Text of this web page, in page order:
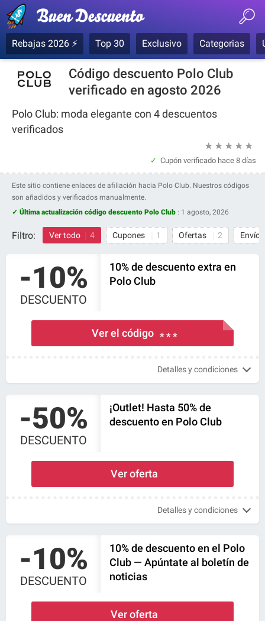
Rebajas 2026 ⚡ Top 30 Exclusivo Categorias
Código descuento Polo Club
verificado en agosto 2026
Polo Club: moda elegante con 4 descuentos
verificados
★
★
★
★
★
Cupón verificado hace 8 días
Este sitio contiene enlaces de afiliación hacia Polo Club. Nuestros códigos
son añadidos y verificados manualmente.
✓ Última actualización código descuento Polo Club : 1 agosto, 2026
Filtro: Ver todo 4 Cupones 1 Ofertas 2 Envío
-10%
DESCUENTO
10% de descuento extra en
Polo Club
Ver el código * * *
Detalles y condiciones
-50%
DESCUENTO
¡Outlet! Hasta 50% de
descuento en Polo Club
Ver oferta
Detalles y condiciones
-10%
DESCUENTO
10% de descuento en el Polo
Club — Apúntate al boletín de
noticias
Ver oferta